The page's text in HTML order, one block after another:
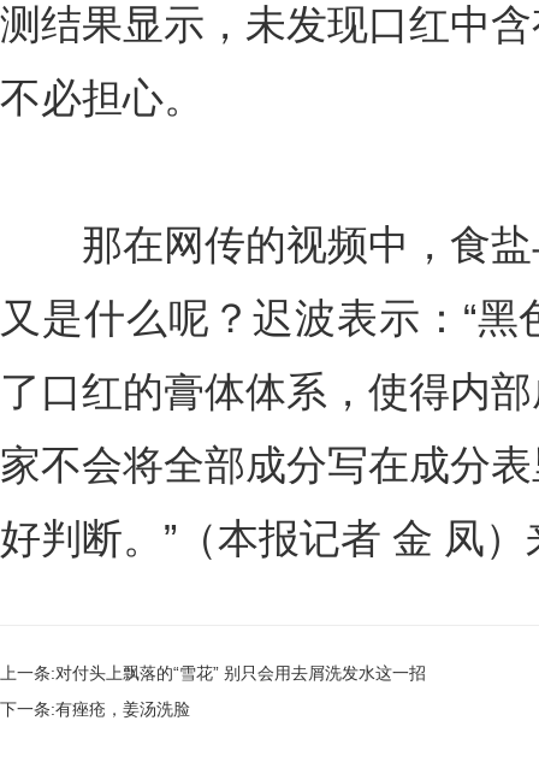
测结果显示，未发现口红中
不必担心。
那在网传的视频中，食盐
又是什么呢？迟波表示：“
了口红的膏体体系，使得内
家不会将全部成分写在成分
好判断。”（本报记者 金 凤
上一条:对付头上飘落的“雪花” 别只会用去屑洗发水这一招
下一条:有痤疮，姜汤洗脸